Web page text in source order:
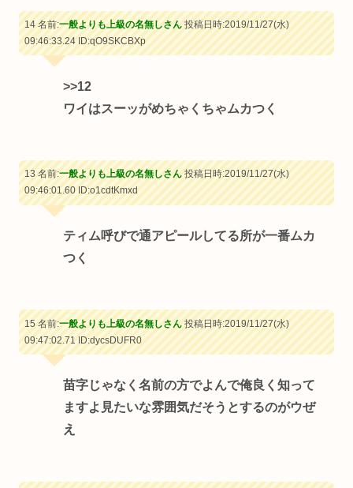
14 名前:一般よりも上級の名無しさん投稿日時:2019/11/27(水)
09:46:33.24ID:qO9SKCBXp
>>12
ワイはスーッがめちゃくちゃムカつく
13 名前:一般よりも上級の名無しさん投稿日時:2019/11/27(水)
09:46:01.60ID:o1cdtKmxd
ティム呼びで通アピールしてる所が一番ムカ
つく
15 名前:一般よりも上級の名無しさん投稿日時:2019/11/27(水)
09:47:02.71ID:dycsDUFR0
苗字じゃなく名前の方でよんで俺良く知って
ますよ見たいな雰囲気だそうとするのがウぜ
え